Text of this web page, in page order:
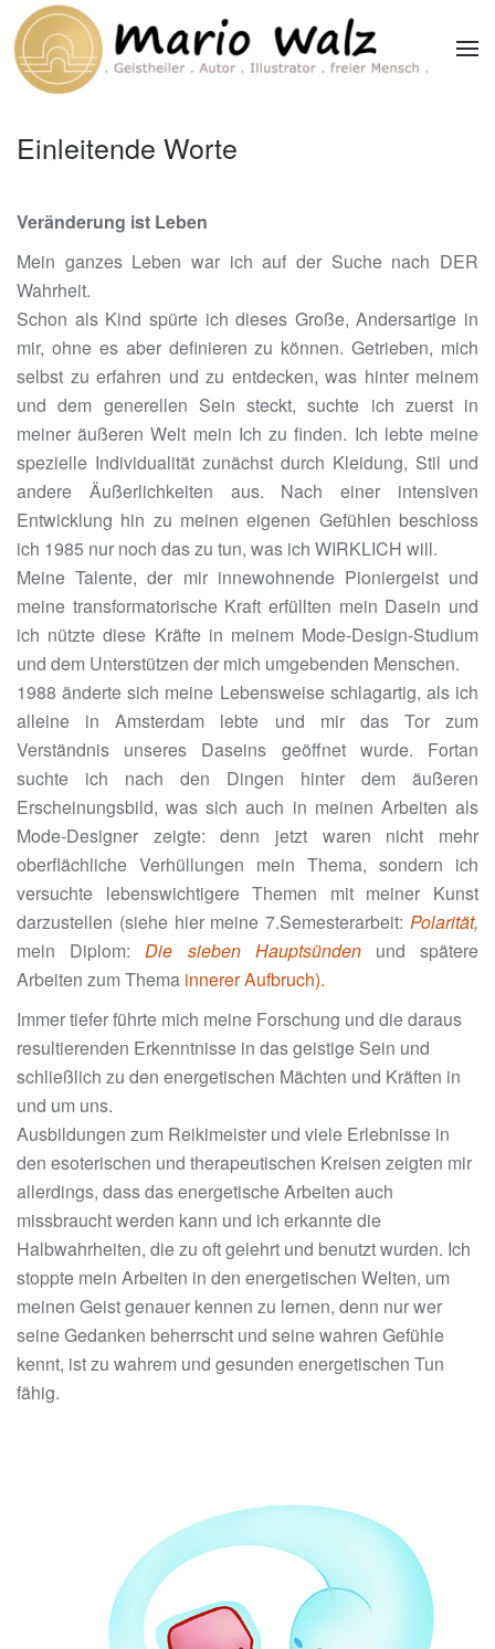
Zum Hauptinhalt springen
Einleitende Worte
Veränderung ist Leben
Mein ganzes Leben war ich auf der Suche nach DER
Wahrheit.
Schon als Kind spürte ich dieses Große, Andersartige in
mir, ohne es aber definieren zu können. Getrieben, mich
selbst zu erfahren und zu entdecken, was hinter meinem
und dem generellen Sein steckt, suchte ich zuerst in
meiner äußeren Welt mein Ich zu finden. Ich lebte meine
spezielle Individualität zunächst durch Kleidung, Stil und
andere Äußerlichkeiten aus. Nach einer intensiven
Entwicklung hin zu meinen eigenen Gefühlen beschloss
ich 1985 nur noch das zu tun, was ich WIRKLICH will.
Meine Talente, der mir innewohnende Pioniergeist und
meine transformatorische Kraft erfüllten mein Dasein und
ich nützte diese Kräfte in meinem Mode-Design-Studium
und dem Unterstützen der mich umgebenden Menschen.
1988 änderte sich meine Lebensweise schlagartig, als ich
alleine in Amsterdam lebte und mir das Tor zum
Verständnis unseres Daseins geöffnet wurde. Fortan
suchte ich nach den Dingen hinter dem äußeren
Erscheinungsbild, was sich auch in meinen Arbeiten als
Mode-Designer zeigte: denn jetzt waren nicht mehr
oberflächliche Verhüllungen mein Thema, sondern ich
versuchte lebenswichtigere Themen mit meiner Kunst
darzustellen (siehe hier meine 7.Semesterarbeit: Polarität,
mein Diplom:
Die sieben Hauptsünden
und spätere
Arbeiten zum Thema innerer Aufbruch).
Immer tiefer führte mich meine Forschung und die daraus
resultierenden Erkenntnisse in das geistige Sein und
schließlich zu den energetischen Mächten und Kräften in
und um uns.
Ausbildungen zum Reikimeister und viele Erlebnisse in
den esoterischen und therapeutischen Kreisen zeigten mir
allerdings, dass das energetische Arbeiten auch
missbraucht werden kann und ich erkannte die
Halbwahrheiten, die zu oft gelehrt und benutzt wurden. Ich
stoppte mein Arbeiten in den energetischen Welten, um
meinen Geist genauer kennen zu lernen, denn nur wer
seine Gedanken beherrscht und seine wahren Gefühle
kennt, ist zu wahrem und gesunden energetischen Tun
fähig.